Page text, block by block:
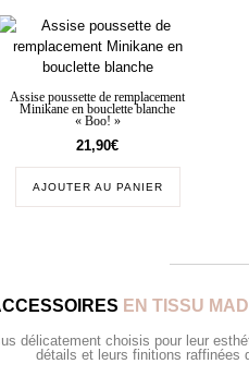
Assise poussette de remplacement
Minikane en bouclette blanche
« Boo! »
21,90€
AJOUTER AU PANIER
EN TISSU
délicatement choisis pour leur
détails et leurs finitions raffinées